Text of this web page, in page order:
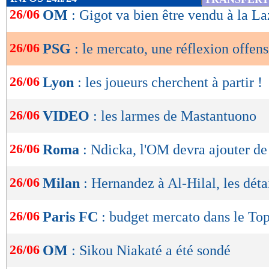
de
OK
26/06 OM : Gigot va bien être vendu à la
26/06 PSG : le mercato, une réflexion
26/06 Lyon : les joueurs cherchent à partir !
26/06 VIDEO : les larmes de Mastantuono
26/06 Roma : Ndicka, l'OM devra ajouter
26/06 Milan : Hernandez à Al-Hilal, les
26/06 Paris FC : budget mercato dans le
26/06 OM : Sikou Niakaté a été sondé